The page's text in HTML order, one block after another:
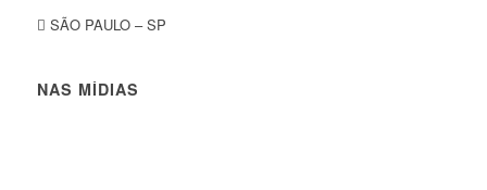
SÃO PAULO – SP
NAS MÍDIAS